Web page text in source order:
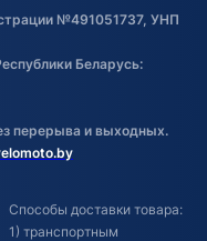
№491051737, УНП
Беларусь:
перерыва и выходных.
Способы доставки товара:
1) транспортным